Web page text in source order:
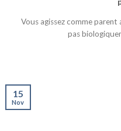
Vous agissez comme parent
pas
15
Nov